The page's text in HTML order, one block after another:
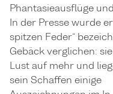
Phantasieausflüge
In der Presse wurde
spitzen Feder“
Gebäck verglichen:
Lust auf mehr und
sein Schaffen einige